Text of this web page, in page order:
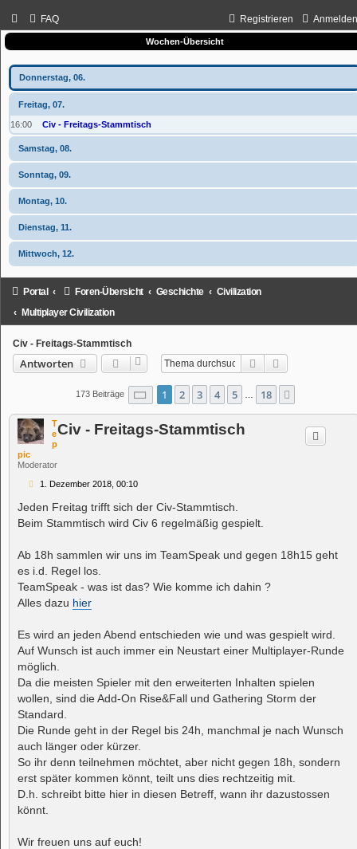
FAQ Registrieren
Wochen-Übersicht
Donnerstag, 06.
Freitag, 07.
16:00 Civ - Freitags-Stammtisch
Samstag, 08.
Sonntag, 09.
Montag, 10.
Dienstag, 11.
Mittwoch, 12.
Portal Foren-Übersicht Geschichte
Civilization
Multiplayer Civilization
Civ - Freitags-Stammtisch
Antworten Suche
173 Beiträge Seite 1von 18
1 2 3 4 5 18
T
e
p
pic
Moderator
Civ - Freitags-Stammtisch
B
i
t
r
1. Dezember 2018, 00:10
Jeden Freitag trifft sich der Civ-Stammtisch.
Beim Stammtisch wird Civ 6 regelmäßig gespielt.
Ab 18h sammlen wir uns im TeamSpeak und gegen 18h15 geht
es i.d. Regel los.
TeamSpeak - was ist das? Wie komme ich dahin ?
Alles dazu hier
Es wird an jeden Abend entschieden wie und was gespielt wird.
Auf Wunsch ist auch immer ein Neustart einer Multiplayer-Runde
möglich.
Da die meisten Spieler mit den erweiterten Inhalten spielen
wollen, sind die Add-On Rise&Fall und Gathering Storm der
Standard.
Die Runde geht in der Regel bis 24h, manchmal je nach Wunsch
auch länger oder kürzer.
So ihr denn teilnehmen möchtet, aber nicht gegen 18h, sondern
erst später kommen könnt, teilt uns dies rechtzeitig mit.
D.h. schreibt bitte hier in diesen Betreff, wann ihr dazustossen
könnt.
Wir freuen uns auf euch!